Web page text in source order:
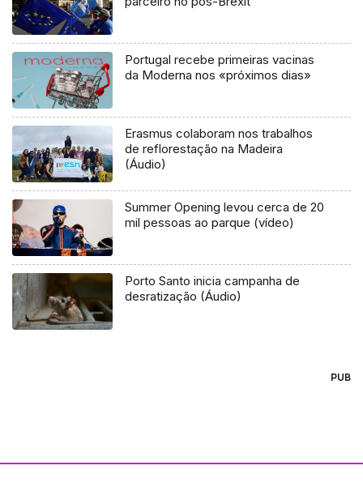
Portugal recebe primeiras vacinas
da Moderna nos «próximos dias»
Erasmus colaboram nos trabalhos
de reflorestação na Madeira
(Áudio)
Summer Opening levou cerca de 20
mil pessoas ao parque (vídeo)
Porto Santo inicia campanha de
desratização (Áudio)
PUB